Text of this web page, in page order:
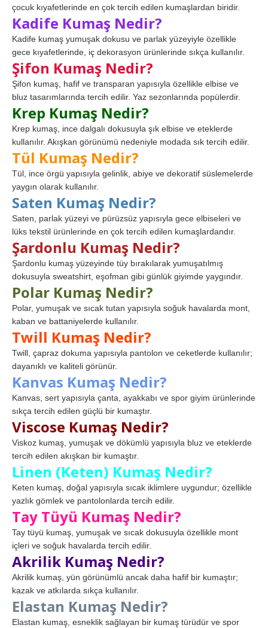
çocuk kıyafetlerinde en çok tercih edilen kumaşlardan biridir.
Kadife Kumaş Nedir?
Kadife kumaş yumuşak dokusu ve parlak yüzeyiyle özellikle
gece kıyafetlerinde, iç dekorasyon ürünlerinde sıkça kullanılır.
Şifon Kumaş Nedir?
Şifon kumaş, hafif ve transparan yapısıyla özellikle elbise ve
bluz tasarımlarında tercih edilir. Yaz sezonlarında popülerdir.
Krep Kumaş Nedir?
Krep kumaş, ince dalgalı dokusuyla şık elbise ve eteklerde
kullanılır. Akışkan görünümü nedeniyle modada sık tercih edilir.
Tül Kumaş Nedir?
Tül, ince örgü yapısıyla gelinlik, abiye ve dekoratif süslemelerde
yaygın olarak kullanılır.
Saten Kumaş Nedir?
Saten, parlak yüzeyi ve pürüzsüz yapısıyla gece elbiseleri ve
lüks tekstil ürünlerinde en çok tercih edilen kumaşlardandır.
Şardonlu Kumaş Nedir?
Şardonlu kumaş yüzeyinde tüy bırakılarak yumuşatılmış
dokusuyla sweatshirt, eşofman gibi günlük giyimde yaygındır.
Polar Kumaş Nedir?
Polar, yumuşak ve sıcak tutan yapısıyla soğuk havalarda mont,
kaban ve battaniyelerde kullanılır.
Twill Kumaş Nedir?
Twill, çapraz dokuma yapısıyla pantolon ve ceketlerde kullanılır;
dayanıklı ve kaliteli görünür.
Kanvas Kumaş Nedir?
Kanvas, sert yapısıyla çanta, ayakkabı ve spor giyim ürünlerinde
sıkça tercih edilen güçlü bir kumaştır.
Viscose Kumaş Nedir?
Viskoz kumaş, yumuşak ve dökümlü yapısıyla bluz ve eteklerde
tercih edilen akışkan bir kumaştır.
Linen (Keten) Kumaş Nedir?
Keten kumaş, doğal yapısıyla sıcak iklimlere uygundur; özellikle
yazlık gömlek ve pantolonlarda tercih edilir.
Tay Tüyü Kumaş Nedir?
Tay tüyü kumaş, yumuşak ve sıcak dokusuyla özellikle mont
içleri ve soğuk havalarda tercih edilir.
Akrilik Kumaş Nedir?
Akrilik kumaş, yün görünümlü ancak daha hafif bir kumaştır;
kazak ve atkılarda sıkça kullanılır.
Elastan Kumaş Nedir?
Elastan kumaş, esneklik sağlayan bir kumaş türüdür ve spor